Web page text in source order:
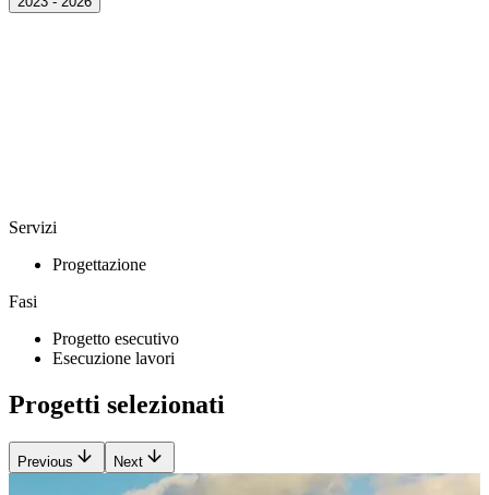
Servizi
Progettazione
Fasi
Progetto esecutivo
Esecuzione lavori
Progetti selezionati
Previous Next